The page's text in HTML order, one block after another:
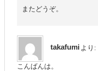
またどうぞ。
takafumi より:
こんばんは。